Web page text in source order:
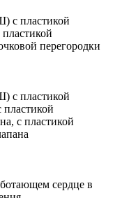
с пластикой
перегородки
с пластикой
с пластикой
сердце в